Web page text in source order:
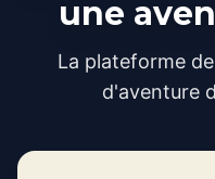
une
La plateforme
d'aventure